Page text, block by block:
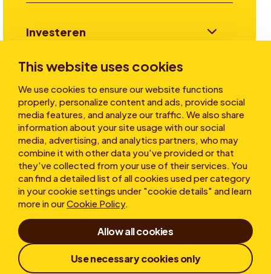
This website uses cookies
We use cookies to ensure our website functions
properly, personalize content and ads, provide social
media features, and analyze our traffic. We also share
information about your site usage with our social
media, advertising, and analytics partners, who may
combine it with other data you've provided or that
they've collected from your use of their services. You
can find a detailed list of all cookies used per category
in your cookie settings under "cookie details" and learn
more in ourCookie Policy.
Allow all cookies
Use necessary cookies only
Investeren
Over ons
GebruiksvoorwaardenPrivacy statement
Cookies
Klokkenluiderregeling
Responsible Disclosure